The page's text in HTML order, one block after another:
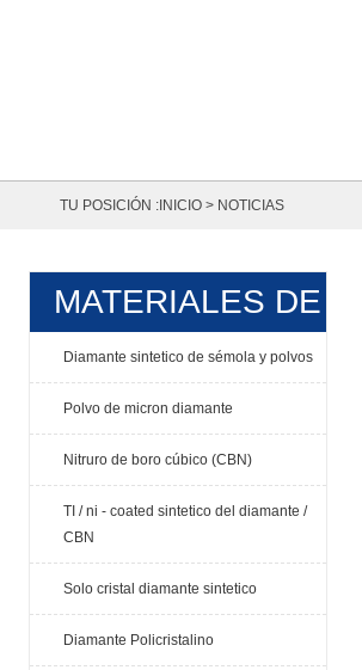
TU POSICIÓN : INICIO > NOTICIAS
MATERIALES DE
DIAMANTE
Diamante sintetico de sémola y polvos
Polvo de micron diamante
Nitruro de boro cúbico (CBN)
TI / ni - coated sintetico del diamante /
CBN
Solo cristal diamante sintetico
Diamante Policristalino